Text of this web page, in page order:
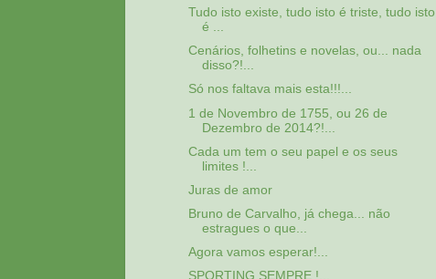
Tudo isto existe, tudo isto é triste, tudo isto
é ...
Cenários, folhetins e novelas, ou... nada
disso?!...
Só nos faltava mais esta!!!...
1 de Novembro de 1755, ou 26 de
Dezembro de 2014?!...
Cada um tem o seu papel e os seus
limites !...
Juras de amor
Bruno de Carvalho, já chega... não
estragues o que...
Agora vamos esperar!...
SPORTING SEMPRE !...